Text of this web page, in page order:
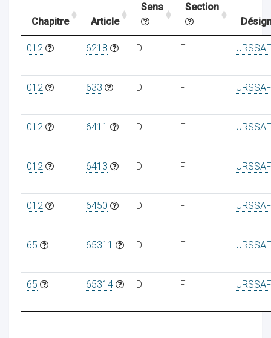
Chapitre Article
Sens
Section
012 6218 D F
012 633 D F
012 6411 D F
012 6413 D F
012 6450 D F
65 65311 D F
65 65314 D F